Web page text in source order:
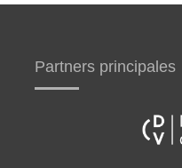
Partners principales